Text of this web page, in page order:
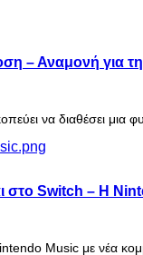
– Αναμονή για
να διαθέσει μια
Switch – Η
Music με